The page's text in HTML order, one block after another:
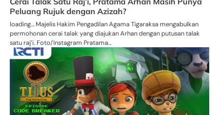
Peluang Rujuk dengan Azizah?
loading… Majelis Hakim Pengadilan Agama Tigaraksa mengabulkan
permohonan cerai talak yang diajukan Arhan dengan putusan talak
satu raj’i. Foto/Instagram Pratama…